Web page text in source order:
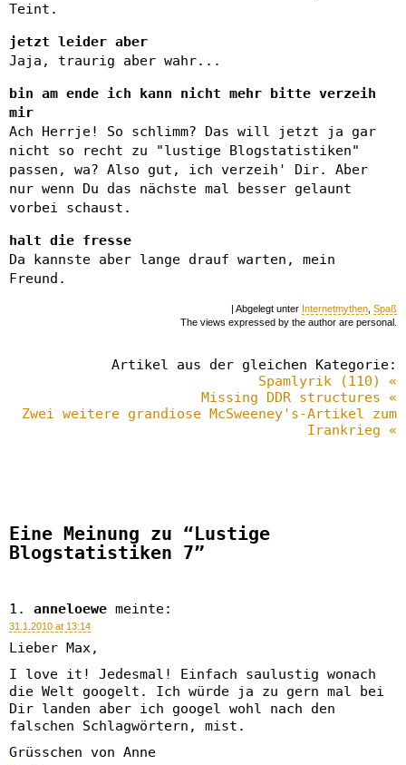
Teint.
jetzt leider aber
Jaja, traurig aber wahr...
bin am ende ich kann nicht mehr bitte verzeih
mir
Ach Herrje! So schlimm? Das will jetzt ja gar
nicht so recht zu "lustige Blogstatistiken"
passen, wa? Also gut, ich verzeih' Dir. Aber
nur wenn Du das nächste mal besser gelaunt
vorbei schaust.
halt die fresse
Da kannste aber lange drauf warten, mein
Freund.
| Abgelegt unter Internetmythen Spaß
The views expressed by the author are personal.
Artikel aus der gleichen Kategorie:
Spamlyrik (110) «
Missing DDR structures «
Zwei weitere grandiose McSweeney's-Artikel zum
Irankrieg «
Eine Meinung zu “Lustige
Blogstatistiken 7”
anneloewe meinte:
31.1.2010 at 13:14
Lieber Max,
I love it! Jedesmal! Einfach saulustig wonach
die Welt googelt. Ich würde ja zu gern mal bei
Dir landen aber ich googel wohl nach den
falschen Schlagwörtern, mist.
Grüsschen von Anne